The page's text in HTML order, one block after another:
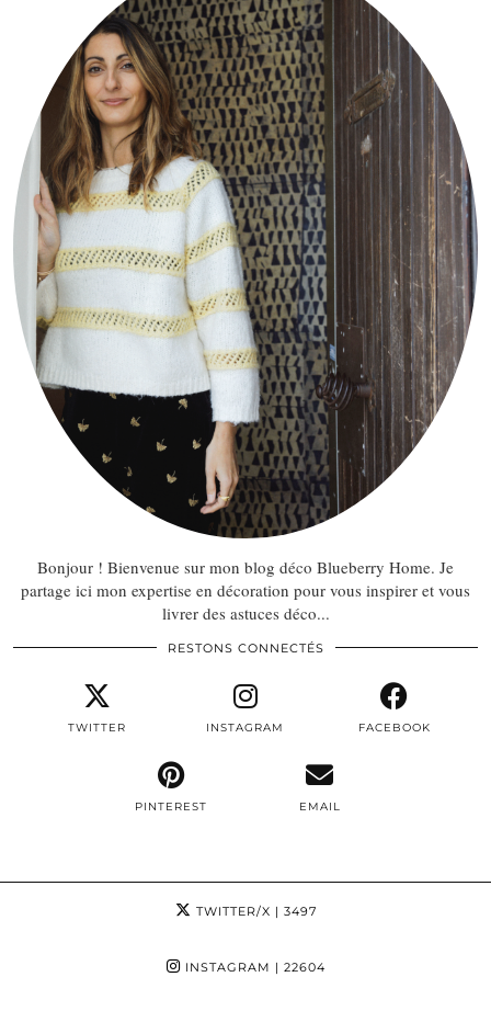
Bonjour ! Bienvenue sur mon blog déco Blueberry Home. Je
partage ici mon expertise en décoration pour vous inspirer et vous
livrer des astuces déco...
RESTONS CONNECTÉS
TWITTER INSTAGRAM FACEBOOK
PINTEREST EMAIL
TWITTER/X | 3497
INSTAGRAM | 22604